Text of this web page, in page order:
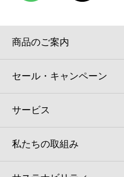
商品のご案内
セール・キャンペーン
サービス
私たちの取組み